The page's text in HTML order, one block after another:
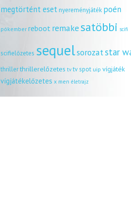
megtörtént esetnyereményjáték poén
pókember reboot remakesatöbbi scifi
scifielőzetes sequelsorozatstar
thrillerthrillerelőzetes tv tv spot uip vígjáték
vígjátékelőzetes x men életrajz